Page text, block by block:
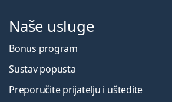
Naše usluge
Bonus program
Sustav popusta
Preporučite prijatelju i uštedite